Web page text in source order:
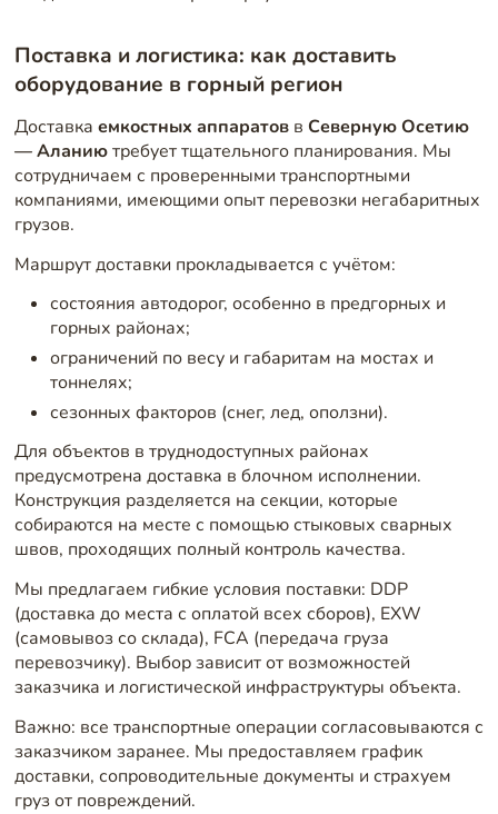
Поставка и логистика: как доставить
оборудование в горный регион
Доставка емкостных аппаратовв Северную Осетию
— Аланиютребует тщательного планирования. Мы
сотрудничаем с проверенными транспортными
компаниями, имеющими опыт перевозки негабаритных
грузов.
Маршрут доставки прокладывается с учётом:
состояния автодорог, особенно в предгорных и
горных районах;
ограничений по весу и габаритам на мостах и
тоннелях;
сезонных факторов (снег, лед, оползни).
Для объектов в труднодоступных районах
предусмотрена доставка в блочном исполнении.
Конструкция разделяется на секции, которые
собираются на месте с помощью стыковых сварных
швов, проходящих полный контроль качества.
Мы предлагаем гибкие условия поставки: DDP
(доставка до места с оплатой всех сборов), EXW
(самовывоз со склада), FCA (передача груза
перевозчику). Выбор зависит от возможностей
заказчика и логистической инфраструктуры объекта.
Важно: все транспортные операции согласовываются с
заказчиком заранее. Мы предоставляем график
доставки, сопроводительные документы и страхуем
груз от повреждений.